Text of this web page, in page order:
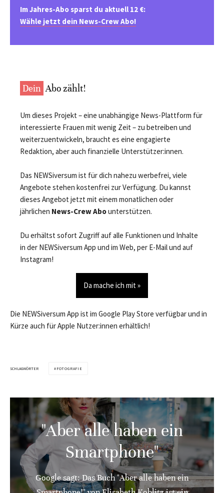
Im Jahres-Abo sparst du aktuell 12 €:
Wähle jetzt dein News-Crew Abo!
Dein Abo zählt!
Um dieses Projekt – eine unabhängige News-Plattform für
interessierte Frauen mit wenig Zeit – zu betreiben und
weiterzuentwickeln, braucht es eine engagierte
Redaktion, aber auch finanzielle Unterstützer:innen.
Das NEWSiversum ist für dich nahezu werbefrei, viele
Angebote stehen kostenfrei zur Verfügung. Du kannst
dieses Angebot jetzt mit einem monatlichen oder
jährlichen News-Crew Abounterstützen.
Du erhältst sofort Zugriff auf alle Funktionen und Inhalte
in der NEWSiversum App und im Web, per E-Mail und auf
Instagram!
Da mache ich mit »
Die NEWSiversum App ist im Google Play Store verfügbar und in
Kürze auch für Apple Nutzer:innen erhältlich!
SCHLAGWÖRTER FOTOGRAFIE
"Aber alle haben ein
Smartphone"
Google sagt: Das Buch "Aber alle haben ein